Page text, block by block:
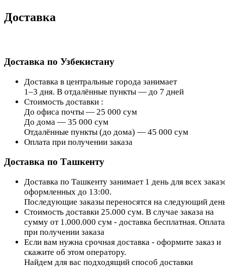
Доставка
Доставка по Узбекистану
Доставка в центральные города занимает
1–3 дня. В отдалённые пункты — до 7 дней
Стоимость доставки :
До офиса почты — 25 000 сум
До дома — 35 000 сум
Отдалённые пункты (до дома) — 45 000 сум
Оплата при получении заказа
Доставка по Ташкенту
Доставка по Ташкенту занимает 1 день для всех
оформленных до 13:00.
Последующие заказы переносятся на следующий
Стоимость доставки 25.000 сум. В случае заказа на
сумму от 1.000.000 сум - доставка бесплатная. Оплата
при получении заказа
Если вам нужна срочная доставка - оформите заказ и
скажите об этом оператору.
Найдем для вас подходящий способ доставки